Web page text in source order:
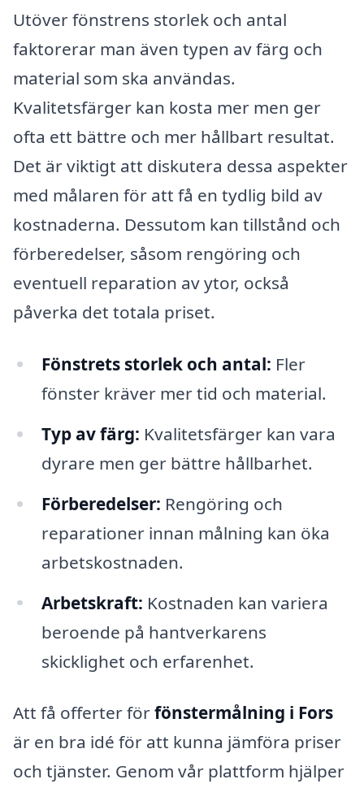
Utöver fönstrens storlek och antal
faktorerar man även typen av färg och
material som ska användas.
Kvalitetsfärger kan kosta mer men ger
ofta ett bättre och mer hållbart resultat.
Det är viktigt att diskutera dessa aspekter
med målaren för att få en tydlig bild av
kostnaderna. Dessutom kan tillstånd och
förberedelser, såsom rengöring och
eventuell reparation av ytor, också
påverka det totala priset.
Fönstrets storlek och antal: Fler
fönster kräver mer tid och material.
Typ av färg: Kvalitetsfärger kan vara
dyrare men ger bättre hållbarhet.
Förberedelser: Rengöring och
reparationer innan målning kan öka
arbetskostnaden.
Arbetskraft: Kostnaden kan variera
beroende på hantverkarens
skicklighet och erfarenhet.
Att få offerter förfönstermålning i Fors
är en bra idé för att kunna jämföra priser
och tjänster. Genom vår plattform hjälper